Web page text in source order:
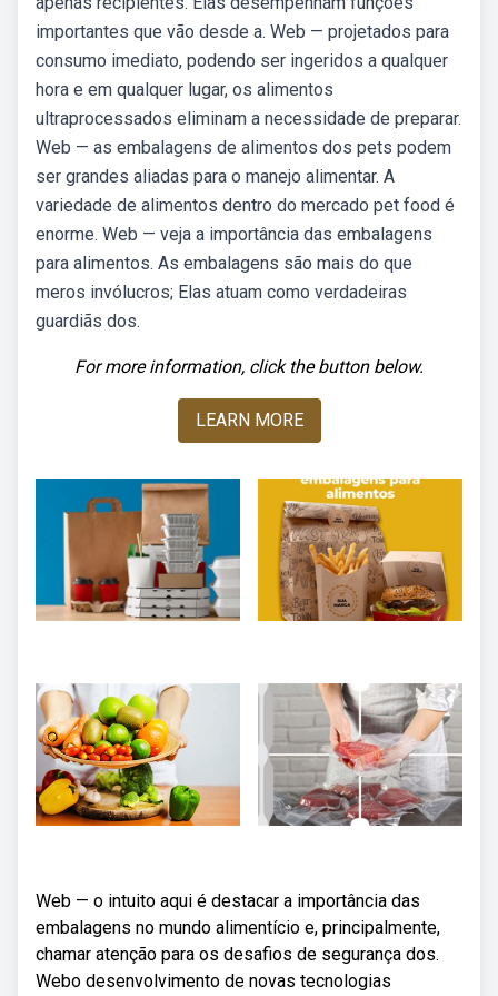
importantes que vão desde a. Web — projetados para
consumo imediato, podendo ser ingeridos a qualquer
hora e em qualquer lugar, os alimentos
ultraprocessados eliminam a necessidade de preparar.
Web — as embalagens de alimentos dos pets podem
ser grandes aliadas para o manejo alimentar. A
variedade de alimentos dentro do mercado pet food é
enorme. Web — veja a importância das embalagens
para alimentos. As embalagens são mais do que
meros invólucros; Elas atuam como verdadeiras
guardiãs dos.
For more information, click the button below.
LEARN MORE
Web — o intuito aqui é destacar a importância das
embalagens no mundo alimentício e, principalmente,
chamar atenção para os desafios de segurança dos.
Webo desenvolvimento de novas tecnologias